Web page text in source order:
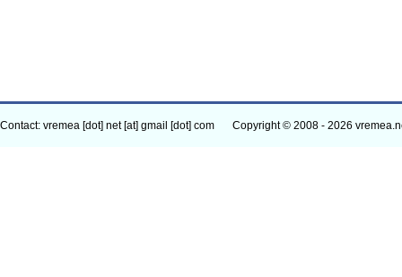
Contact: vremea [dot] net [at] gmail [dot] com Copyright © 2008 - 2026